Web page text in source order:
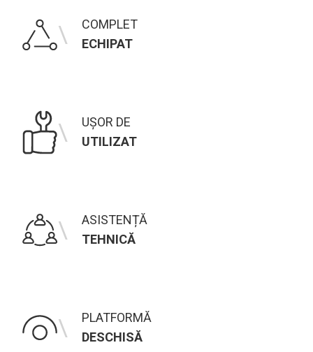
\
COMPLET
ECHIPAT
\
UȘOR DE
UTILIZAT
\
ASISTENȚĂ
TEHNICĂ
\
PLATFORMĂ
DESCHISĂ